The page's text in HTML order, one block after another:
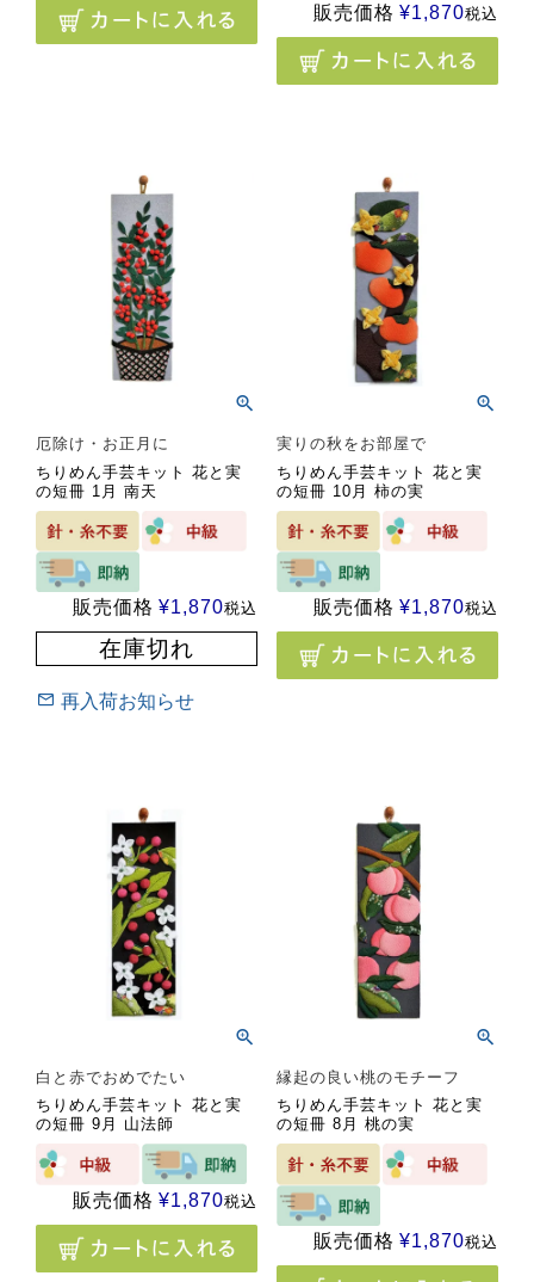
販売価格 ¥1,870税込
厄除け・お正月に
ちりめん手芸キット 花と実
の短冊 1月 南天
販売価格 ¥1,870税込
在庫切れ
再入荷お知らせ
実りの秋をお部屋で
ちりめん手芸キット 花と実
の短冊 10月 柿の実
販売価格 ¥1,870税込
白と赤でおめでたい
ちりめん手芸キット 花と実
の短冊 9月 山法師
販売価格 ¥1,870税込
縁起の良い桃のモチーフ
ちりめん手芸キット 花と実
の短冊 8月 桃の実
販売価格 ¥1,870税込